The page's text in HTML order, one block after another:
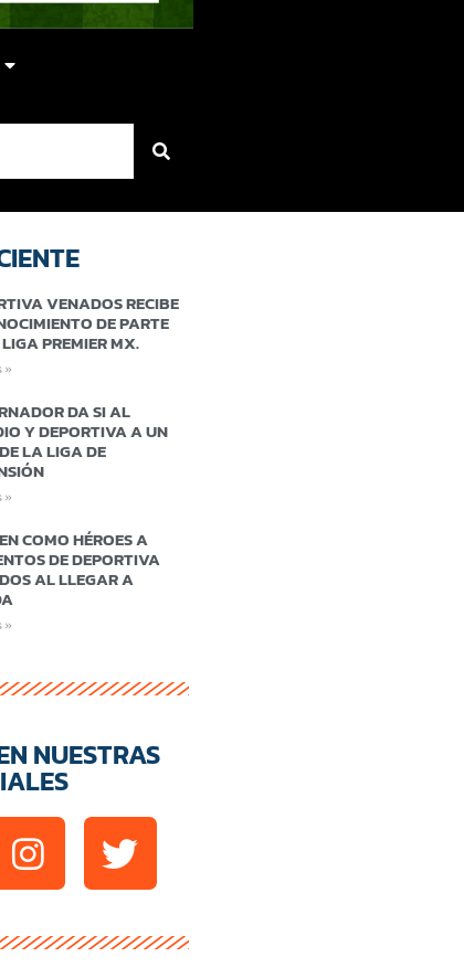
VENADOS RECIBE
DE PARTE
PREMIER MX.
»
DA SI AL
Y DEPORTIVA A UN
LA LIGA DE
»
COMO HÉROES A
DE DEPORTIVA
AL LLEGAR A
»
NUESTRAS